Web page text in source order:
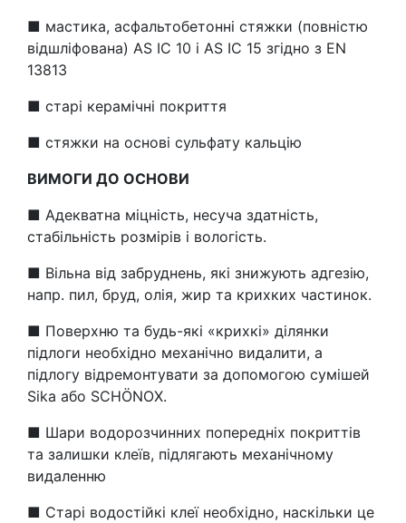
■ мастика, асфальтобетонні стяжки (повністю
відшліфована) AS IC 10 і AS IC 15 згідно з EN
13813
■ старі керамічні покриття
■ стяжки на основі сульфату кальцію
ВИМОГИ ДО ОСНОВИ
■ Адекватна міцність, несуча здатність,
стабільність розмірів і вологість.
■ Вільна від забруднень, які знижують адгезію,
напр. пил, бруд, олія, жир та крихких частинок.
■ Поверхню та будь-які «крихкі» ділянки
підлоги необхідно механічно видалити, а
підлогу відремонтувати за допомогою сумішей
Sika або SCHÖNOX.
■ Шари водорозчинних попередніх покриттів
та залишки клеїв, підлягають механічному
видаленню
■ Старі водостійкі клеї необхідно, наскільки це